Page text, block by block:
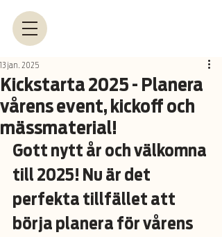
Kickstarta 2025 - Planera
vårens event, kickoff och
mässmaterial!
13 jan. 2025
Gott nytt år och välkomna
till 2025! Nu är det
perfekta tillfället att
börja planera för vårens